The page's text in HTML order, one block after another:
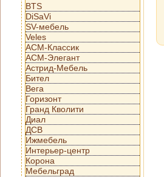
BTS
DiSaVi
SV-мебель
Veles
АСМ-Классик
АСМ-Элегант
Астрид-Мебель
Бител
Вега
Горизонт
Гранд Кволити
Диал
ДСВ
Ижмебель
Интерьер-центр
Корона
Мебельград